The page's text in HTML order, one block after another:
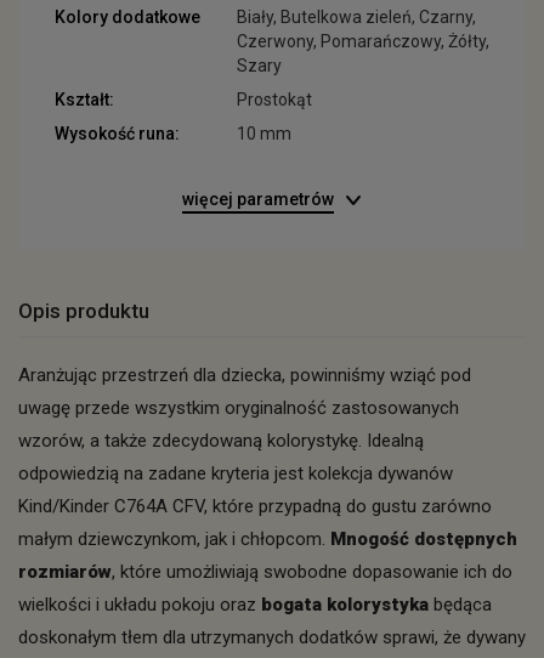
Kolory dodatkowe
Biały, Butelkowa zieleń, Czarny,
Czerwony, Pomarańczowy, Żółty,
Szary
Kształt:
Prostokąt
Wysokość runa:
10 mm
więcej parametrów
Opis produktu
Aranżując przestrzeń dla dziecka, powinniśmy wziąć pod
uwagę przede wszystkim oryginalność zastosowanych
wzorów, a także zdecydowaną kolorystykę. Idealną
odpowiedzią na zadane kryteria jest kolekcja dywanów
Kind/Kinder C764A CFV, które przypadną do gustu zarówno
małym dziewczynkom, jak i chłopcom. Mnogość dostępnych
rozmiarów, które umożliwiają swobodne dopasowanie ich do
wielkości i układu pokoju oraz bogata kolorystyka będąca
doskonałym tłem dla utrzymanych dodatków sprawi, że dywany